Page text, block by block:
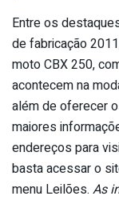
Entre os
de fabricação
moto CBX 250,
acontecem na
além de oferecer
maiores
endereços para
basta acessar o
menu Leilões. As